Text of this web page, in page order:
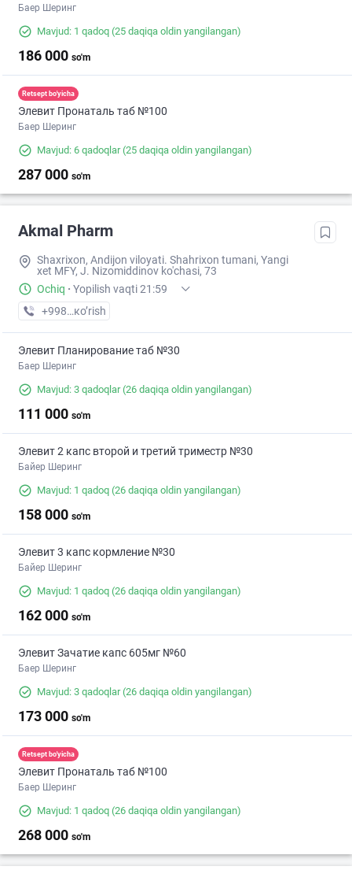
Баер Шеринг
Mavjud: 1 qadoq (25 daqiqa oldin yangilangan)
186 000 so'm
Retsept bo'yicha
Элевит Пронаталь таб №100
Баер Шеринг
Mavjud: 6 qadoqlar(25 daqiqa oldin yangilangan)
287 000 so'm
Akmal Pharm
Shaxrixon, Andijon viloyati. Shahrixon tumani, Yangi
xet MFY, J. Nizomiddinov ko'chasi, 73
Ochiq · Yopilish vaqti 21:59
+998 (90) XXX-XX-XX
кo’rish
Элевит Планирование таб №30
Баер Шеринг
Mavjud: 3 qadoqlar(26 daqiqa oldin yangilangan)
111 000 so'm
Элевит 2 капс второй и третий триместр №30
Байер Шеринг
Mavjud: 1 qadoq (26 daqiqa oldin yangilangan)
158 000 so'm
Элевит 3 капс кормление №30
Байер Шеринг
Mavjud: 1 qadoq (26 daqiqa oldin yangilangan)
162 000 so'm
Элевит Зачатие капс 605мг №60
Баер Шеринг
Mavjud: 3 qadoqlar(26 daqiqa oldin yangilangan)
173 000 so'm
Retsept bo'yicha
Элевит Пронаталь таб №100
Баер Шеринг
Mavjud: 1 qadoq (26 daqiqa oldin yangilangan)
268 000 so'm